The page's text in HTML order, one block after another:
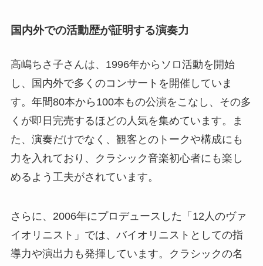
国内外での活動歴が証明する演奏力
高嶋ちさ子さんは、1996年からソロ活動を開始
し、国内外で多くのコンサートを開催していま
す。年間80本から100本もの公演をこなし、その多
くが即日完売するほどの人気を集めています。ま
た、演奏だけでなく、観客とのトークや構成にも
力を入れており、クラシック音楽初心者にも楽し
めるよう工夫がされています。
さらに、2006年にプロデュースした「12人のヴァ
イオリニスト」では、バイオリニストとしての指
導力や演出力も発揮しています。クラシックの名